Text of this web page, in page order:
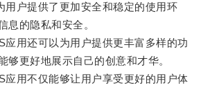
户提供了更加安全和稳定的使用环
息的隐私和安全。
用还可以为用户提供更丰富多样的功
够更好地展示自己的创意和才华。
用不仅能够让用户享受更好的用户体